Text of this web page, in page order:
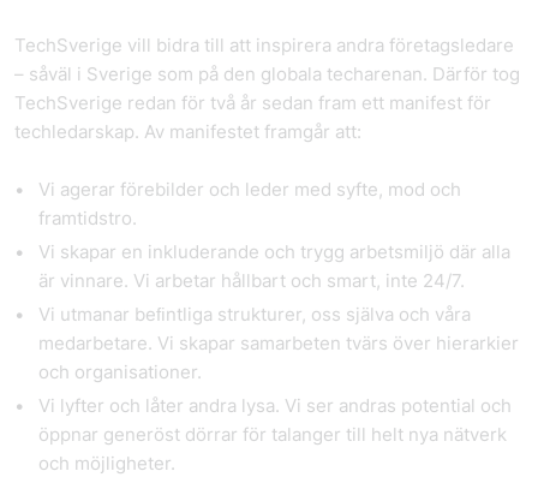
TechSverige vill bidra till att inspirera andra företagsledare
– såväl i Sverige som på den globala techarenan. Därför tog
TechSverige redan för två år sedan fram ett manifest för
techledarskap. Av manifestet framgår att:
Vi agerar förebilder och leder med syfte, mod och
framtidstro.
Vi skapar en inkluderande och trygg arbetsmiljö där alla
är vinnare. Vi arbetar hållbart och smart, inte 24/7.
Vi utmanar beﬁntliga strukturer, oss själva och våra
medarbetare. Vi skapar samarbeten tvärs över hierarkier
och organisationer.
Vi lyfter och låter andra lysa. Vi ser andras potential och
öppnar generöst dörrar för talanger till helt nya nätverk
och möjligheter.